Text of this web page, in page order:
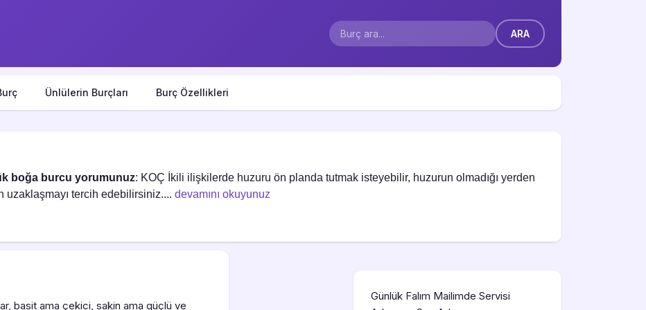
Ünlülerin Burçları Burç Özellikleri
boğa burcu yorumunuz: KOÇ İkili ilişkilerde huzuru ön planda tutmak isteyebilir, huzurun olmadığı yerden
uzaklaşmayı tercih edebilirsiniz.... devamını okuyunuz
basit ama çekici, sakin ama güçlü ve
Günlük Falım Mailimde Servisi